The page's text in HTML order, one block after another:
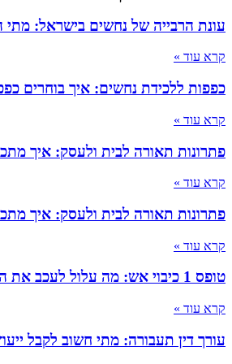
עונת הרבייה של נחשים בישראל:
קרא עוד »
כפפות ללכידת נחשים: איך בוחרים
קרא עוד »
פתרונות תאורה לבית ולעסק: איך
קרא עוד »
פתרונות תאורה לבית ולעסק: איך
קרא עוד »
טופס 1 כיבוי אש: מה עלול לעכב את האישור?
קרא עוד »
עורך דין תעבורה: מתי חשוב לקבל